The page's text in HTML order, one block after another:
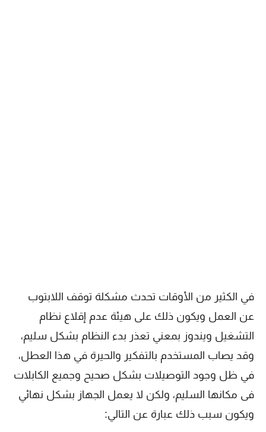
في الكثير من الأوقات تحدث مشكلة توقف اللابتوب
عن العمل ويكون ذلك على هيئة عدم إقلاع نظام
التشغيل ويندوز بمعني تعذر بدء النظام بشكل سليم،
وقد يصاب المستخدم بالتفكير والحيرة في هذا العطل،
في ظل وجود التوصيلات بشكل صحيح وجميع الكابلات
فى مكانها السليم، ولكن لا يعمل الجهاز بشكل نهائي
ويكون سبب ذلك عبارة عن التالي: